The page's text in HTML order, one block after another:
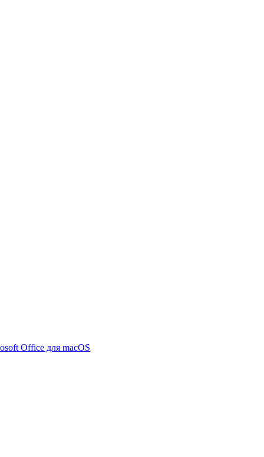
Office для macOS